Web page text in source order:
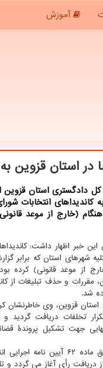
آموزش
دادگستری استان قزوین
کاندیداهای انتخابات
(خارج از موعد
خبر اظهار داشت:
شهرهای استان که برابر
از موعد قانونی) کرده
مقررات و حذف تبلیغات از
شد.
استان قزوین، وی خاطرنشان
تخلفات دریافت گردید و
جهت تشکیل پروندهٔ
مقام ارشد قضایی استان